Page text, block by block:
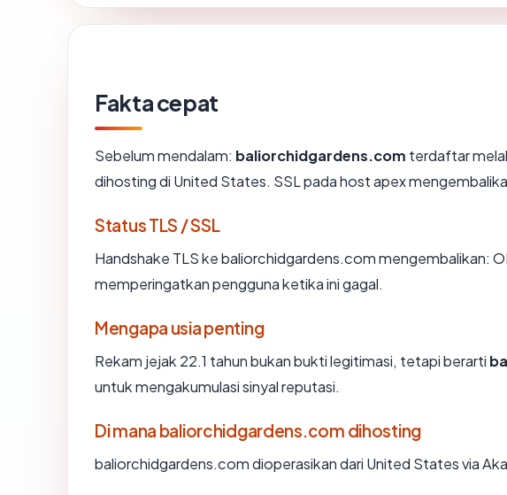
Fakta cepat
Sebelum mendalam: baliorchidgardens.com terdaftar
dihosting di United States. SSL pada host apex
Status TLS / SSL
Handshake TLS ke baliorchidgardens.com mengembalikan:
memperingatkan pengguna ketika ini gagal.
Mengapa usia penting
Rekam jejak 22.1 tahun bukan bukti legitimasi, tetapi berarti
untuk mengakumulasi sinyal reputasi.
Di mana baliorchidgardens.com dihosting
baliorchidgardens.com dioperasikan dari United States via